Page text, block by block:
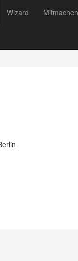
Wizard Mitmachen